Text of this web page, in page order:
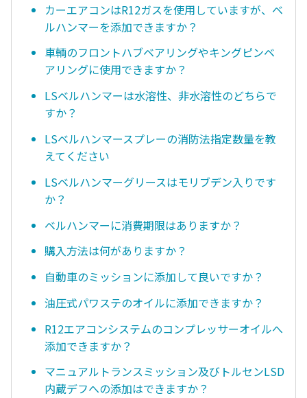
カーエアコンはR12ガスを使用していますが、ベ
ルハンマーを添加できますか？
車輌のフロントハブベアリングやキングピンベ
アリングに使用できますか？
LSベルハンマーは水溶性、非水溶性のどちらで
すか？
LSベルハンマースプレーの消防法指定数量を教
えてください
LSベルハンマーグリースはモリブデン入りです
か？
ベルハンマーに消費期限はありますか？
購入方法は何がありますか？
自動車のミッションに添加して良いですか？
油圧式パワステのオイルに添加できますか？
R12エアコンシステムのコンプレッサーオイルへ
添加できますか？
マニュアルトランスミッション及びトルセンLSD
内蔵デフへの添加はできますか？